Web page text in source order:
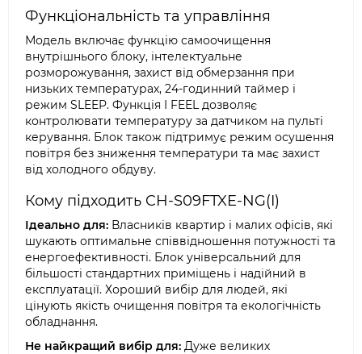
Функціональність та управління
Модель включає функцію самоочищення
внутрішнього блоку, інтелектуальне
розморожування, захист від обмерзання при
низьких температурах, 24-годинний таймер і
режим SLEEP. Функція I FEEL дозволяє
контролювати температуру за датчиком на пульті
керування. Блок також підтримує режим осушення
повітря без зниження температури та має захист
від холодного обдуву.
Кому підходить CH-S09FTXE-NG(I)
Ідеально для: Власників квартир і малих офісів, які
шукають оптимальне співвідношення потужності та
енергоефективності. Блок універсальний для
більшості стандартних приміщень і надійний в
експлуатації. Хороший вибір для людей, які
цінують якість очищення повітря та екологічність
обладнання.
Не найкращий вибір для: Дуже великих